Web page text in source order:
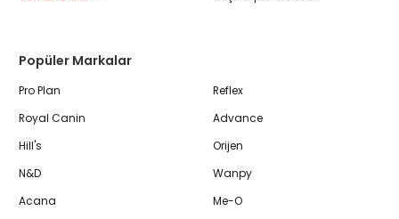
Popüler Markalar
Pro Plan
Royal Canin
Hill's
N&D
Acana
Reflex
Advance
Orijen
Wanpy
Me-O